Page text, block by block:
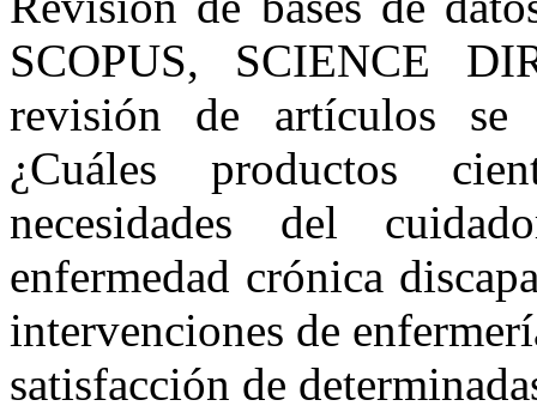
SCOPUS, SCIENCE
revisión de artículos se
¿Cuáles productos
necesidades del
enfermedad crónica
intervenciones de
satisfacción de